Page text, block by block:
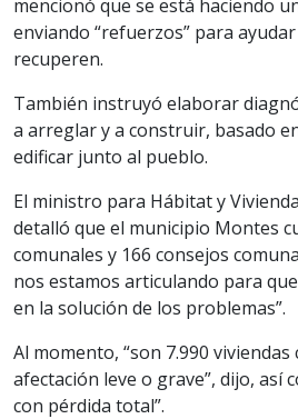
mencionó que se está haciendo
enviando “refuerzos” para
recuperen.
También instruyó elaborar
a arreglar y a construir, basado
edificar junto al pueblo.
El ministro para Hábitat y
detalló que el municipio Montes
comunales y 166 consejos
nos estamos articulando para
en la solución de los problemas”.
Al momento, “son 7.990
afectación leve o grave”, dijo, así
con pérdida total”.